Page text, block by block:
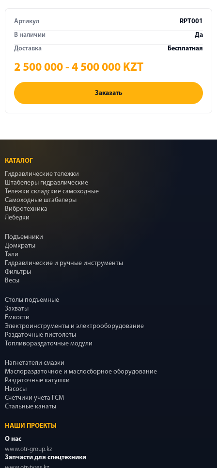
Артикул
RPT001
В наличии
Да
Доставка
Бесплатная
2 500 000 - 4 500 000 KZT
Заказать
КАТАЛОГ
Гидравлические тележки
Штабелеры гидравлические
Тележки складские самоходные
Самоходные штабелеры
Вибротехника
Лебедки
Подъемники
Домкраты
Тали
Гидравлические и ручные инструменты
Фильтры
Весы
Столы подъемные
Захваты
Емкости
Электроинструменты и электрооборудование
Раздаточные пистолеты
Топливораздаточные модули
Нагнетатели смазки
Маслораздаточное и маслосборное оборудование
Раздаточные катушки
Насосы
Счетчики учета ГСМ
Стальные канаты
НАШИ ПРОЕКТЫ
О нас
www.otr-group.kz
Запчасти для спецтехники